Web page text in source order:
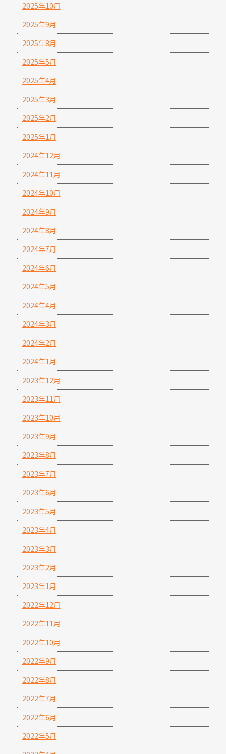
2025年10月
2025年9月
2025年8月
2025年5月
2025年4月
2025年3月
2025年2月
2025年1月
2024年12月
2024年11月
2024年10月
2024年9月
2024年8月
2024年7月
2024年6月
2024年5月
2024年4月
2024年3月
2024年2月
2024年1月
2023年12月
2023年11月
2023年10月
2023年9月
2023年8月
2023年7月
2023年6月
2023年5月
2023年4月
2023年3月
2023年2月
2023年1月
2022年12月
2022年11月
2022年10月
2022年9月
2022年8月
2022年7月
2022年6月
2022年5月